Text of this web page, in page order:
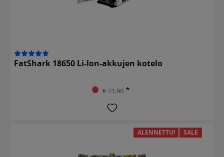
FatShark 18650 Li-lon-akkujen kotelo
€ 21,90 *
ALENNETTU! SALE